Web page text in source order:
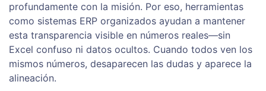
profundamente con la misión. Por eso, herramientas
como sistemas ERP organizados ayudan a mantener
esta transparencia visible en números reales—sin
Excel confuso ni datos ocultos. Cuando todos ven los
mismos números, desaparecen las dudas y aparece la
alineación.